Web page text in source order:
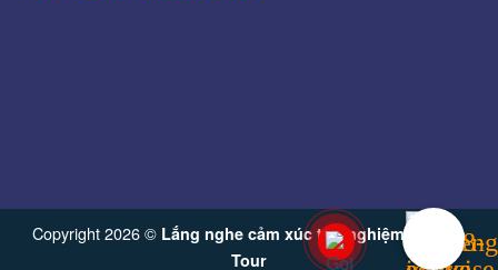
Copyright 2026 © Lắng nghe cảm xúc trải nghiệm từ Vinh
Tour